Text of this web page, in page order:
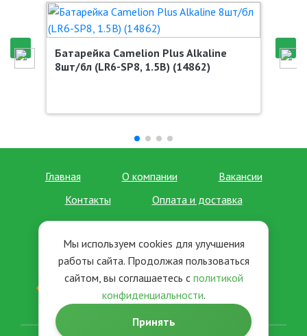
Мы используем cookies для улучшения
работы сайта. Продолжая пользоваться
сайтом, вы соглашаетесь с политикой
конфиденциальности.
Принять
Батарейка Camelion Plus Alkaline
8шт/бл (LR6-SP8, 1.5В) (14862)
Главная О компании
Вакансии
Контакты
Оплата и доставка
Отзывы
Новости
+7 (495) 963-35-02
+7 (495) 963-37-02+7 (495) 979-90-57